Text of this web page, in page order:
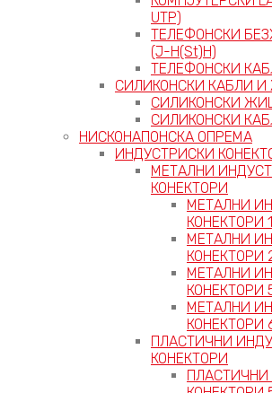
UTP)
ТЕЛЕФОНСКИ
(J-H(St)H)
ТЕЛЕФОНСКИ
СИЛИКОНСКИ КАБЛИ
СИЛИКОНСКИ
СИЛИКОНСКИ
НИСКОНАПОНСКА ОПРЕМА
ИНДУСТРИСКИ
МЕТАЛНИ
КОНЕКТОРИ
МЕТАЛНИ
КОНЕКТОРИ
МЕТАЛНИ
КОНЕКТОРИ
МЕТАЛНИ
КОНЕКТОРИ
МЕТАЛНИ
КОНЕКТОРИ
ПЛАСТИЧНИ
КОНЕКТОРИ